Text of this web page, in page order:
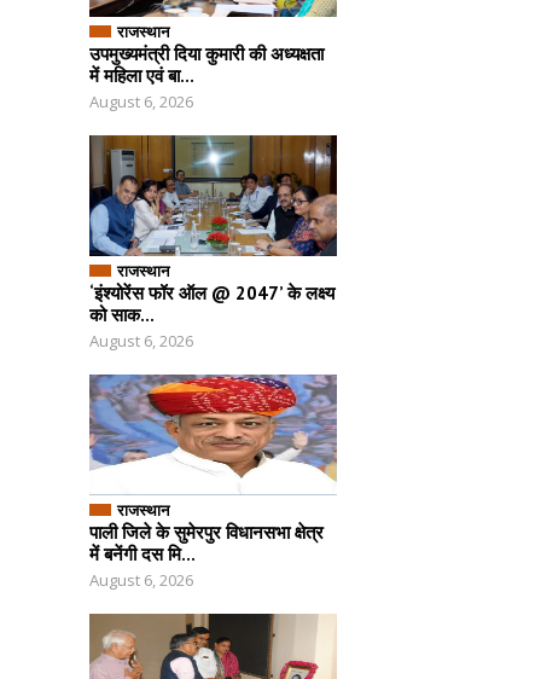
राजस्थान
उपमुख्यमंत्री दिया कुमारी की अध्यक्षता
में महिला एवं बा...
August 6, 2026
राजस्थान
‘इंश्योरेंस फॉर ऑल @ 2047’ के लक्ष्य
को साक...
August 6, 2026
राजस्थान
पाली जिले के सुमेरपुर विधानसभा क्षेत्र
में बनेंगी दस मि...
August 6, 2026